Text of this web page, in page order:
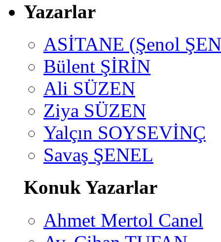
Yazarlar
ASİTANE (Şenol
Bülent ŞİRİN
Ali SÜZEN
Ziya SÜZEN
Yalçın SOYSEVİNÇ
Savaş ŞENEL
Konuk Yazarlar
Ahmet Mertol Canel